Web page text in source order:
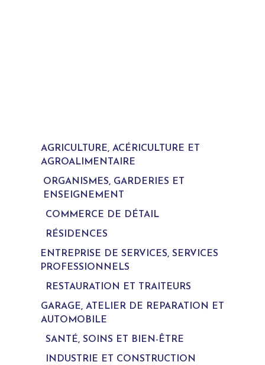
AGRICULTURE, ACÉRICULTURE ET
AGROALIMENTAIRE
ORGANISMES, GARDERIES ET
ENSEIGNEMENT
COMMERCE DE DÉTAIL
RÉSIDENCES
ENTREPRISE DE SERVICES, SERVICES
PROFESSIONNELS
RESTAURATION ET TRAITEURS
GARAGE, ATELIER DE REPARATION ET
AUTOMOBILE
SANTÉ, SOINS ET BIEN-ÊTRE
INDUSTRIE ET CONSTRUCTION